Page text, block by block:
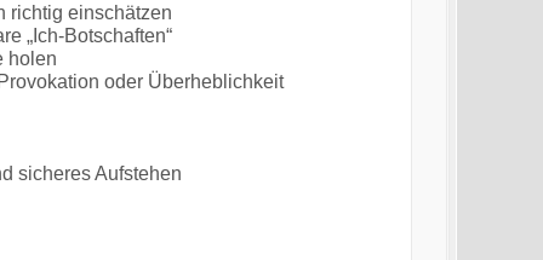
richtig einschätzen
„Ich-Botschaften“
holen
oder Überheblichkeit
sicheres Aufstehen